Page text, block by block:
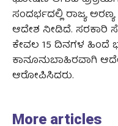
ಸಂದರ್ಭದಲ್ಲಿ ರಾಜ್ಯ
ಆದೇಶ ನೀಡಿದೆ. ಸರಕಾರಿ
ಕೇವಲ 15 ದಿನಗಳ ಹಿಂದೆ
ಕಾನೂನುಬಾಹಿರವಾಗಿ
ಆರೋಪಿಸಿದರು.
More articles